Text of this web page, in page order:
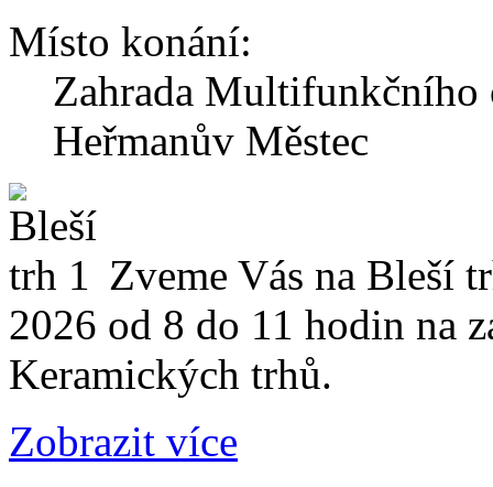
Místo konání:
Zahrada Multifunkčního
Heřmanův Městec
Zveme Vás na Bleší
2026 od 8 do 11 hodin na
Keramických trhů.
Zobrazit více